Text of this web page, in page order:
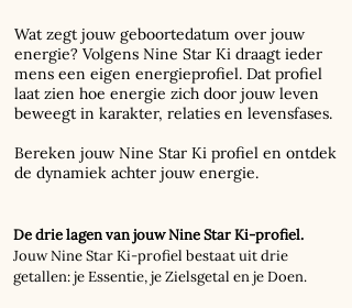
Wat zegt jouw geboortedatum over jouw
energie? Volgens Nine Star Ki draagt ieder
mens een eigen energieprofiel. Dat profiel
laat zien hoe energie zich door jouw leven
beweegt in karakter, relaties en levensfases.
Bereken jouw Nine Star Ki profiel en ontdek
de dynamiek achter jouw energie.
De drie lagen van jouw Nine Star Ki-profiel.
Jouw Nine Star Ki-profiel bestaat uit drie
getallen: je Essentie, je Zielsgetal en je Doen.